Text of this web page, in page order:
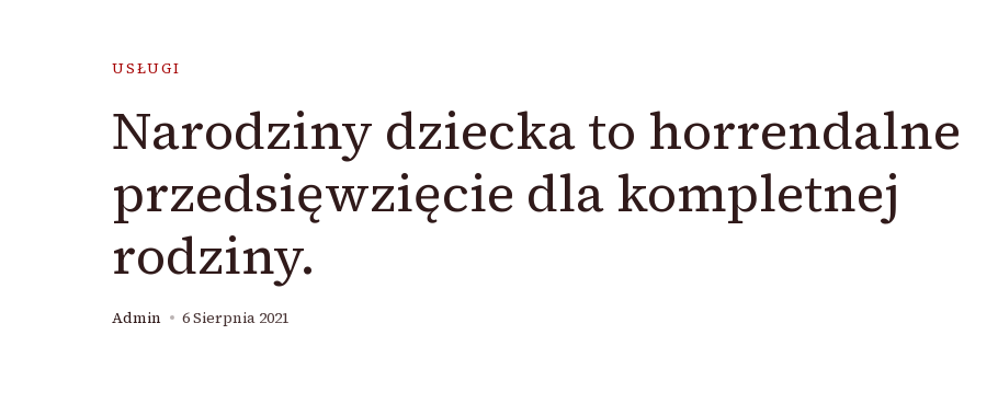
USŁUGI
Narodziny dziecka to horrendalne
przedsięwzięcie dla kompletnej
rodziny.
Admin 6 Sierpnia 2021